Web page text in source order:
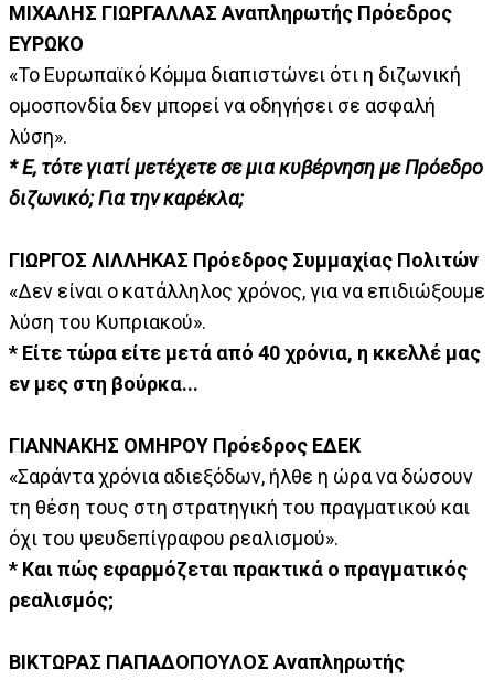
MIXAΛΗΣ ΓΙΩΡΓΑΛΛΑΣ Αναπληρωτής Πρόεδρος
ΕΥΡΩΚΟ
«Το Ευρωπαϊκό Κόμμα διαπιστώνει ότι η διζωνική
ομοσπονδία δεν μπορεί να οδηγήσει σε ασφαλή
λύση».
* Ε, τότε γιατί μετέχετε σε μια κυβέρνηση με Πρόεδρο
διζωνικό; Για την καρέκλα;
ΓΙΩΡΓΟΣ ΛΙΛΛΗΚΑΣ Πρόεδρος Συμμαχίας Πολιτών
«Δεν είναι ο κατάλληλος χρόνος, για να επιδιώξουμε
λύση του Κυπριακού».
* Είτε τώρα είτε μετά από 40 χρόνια, η κκελλέ μας
εν μες στη βούρκα...
ΓΙΑΝΝΑΚΗΣ ΟΜΗΡΟΥ Πρόεδρος ΕΔΕΚ
«Σαράντα χρόνια αδιεξόδων, ήλθε η ώρα να δώσουν
τη θέση τους στη στρατηγική του πραγματικού και
όχι του ψευδεπίγραφου ρεαλισμού».
* Και πώς εφαρμόζεται πρακτικά ο πραγματικός
ρεαλισμός;
ΒΙΚΤΩΡΑΣ ΠΑΠΑΔΟΠΟΥΛΟΣ Αναπληρωτής